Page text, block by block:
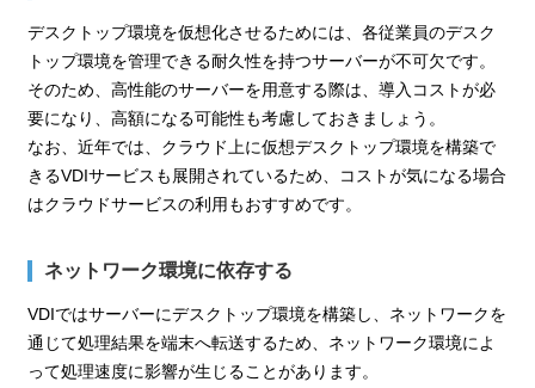
デスクトップ環境を仮想化させるためには、各従業員のデスク
トップ環境を管理できる耐久性を持つサーバーが不可欠です。
そのため、高性能のサーバーを用意する際は、導入コストが必
要になり、高額になる可能性も考慮しておきましょう。
なお、近年では、クラウド上に仮想デスクトップ環境を構築で
きるVDIサービスも展開されているため、コストが気になる場合
はクラウドサービスの利用もおすすめです。
ネットワーク環境に依存する
VDIではサーバーにデスクトップ環境を構築し、ネットワークを
通じて処理結果を端末へ転送するため、ネットワーク環境によ
って処理速度に影響が生じることがあります。